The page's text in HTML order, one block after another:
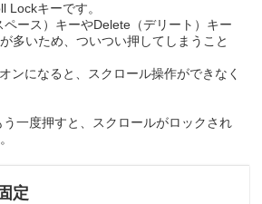
Lockキーです。
ース）キーやDelete（デリート）キー
多いため、ついつい押してしまうこと
ンになると、スクロール操作ができなく
一度押すと、スクロールがロックされ
定